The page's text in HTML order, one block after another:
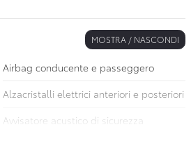
MOSTRA / NASCONDI
Airbag conducente e passeggero
Alzacristalli elettrici anteriori e posteriori
Avvisatore acustico di sicurezza